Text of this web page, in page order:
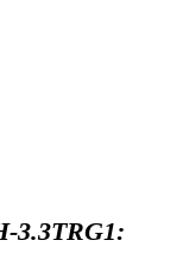
3.3TRG1: